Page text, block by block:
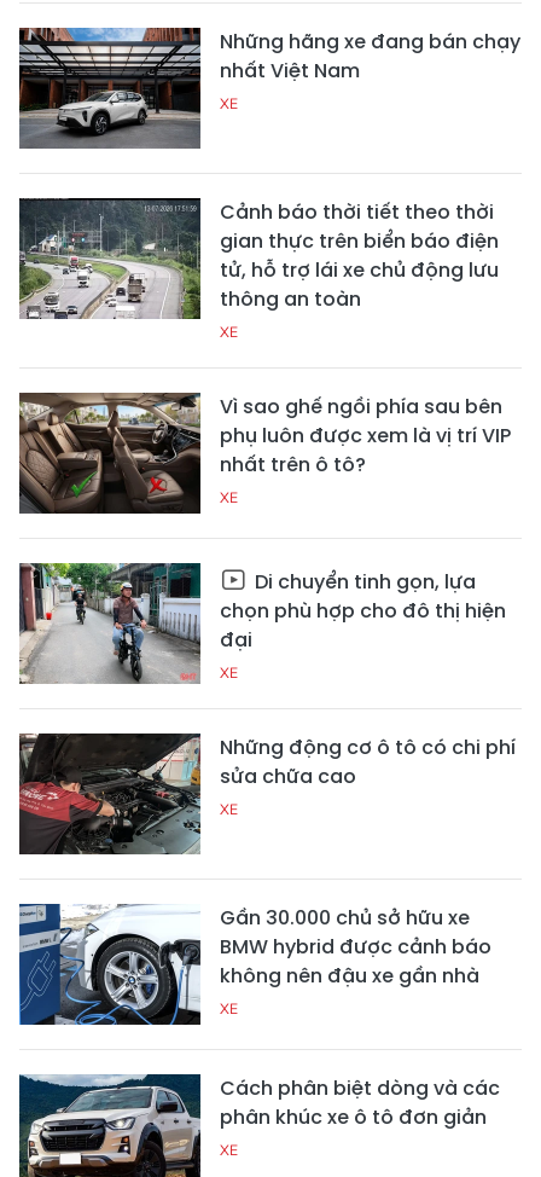
Những hãng xe đang bán chạy
nhất Việt Nam
XE
Cảnh báo thời tiết theo thời
gian thực trên biển báo điện
tử, hỗ trợ lái xe chủ động lưu
thông an toàn
XE
Vì sao ghế ngồi phía sau bên
phụ luôn được xem là vị trí VIP
nhất trên ô tô?
XE
Di chuyển tinh gọn, lựa
chọn phù hợp cho đô thị hiện
đại
XE
Những động cơ ô tô có chi phí
sửa chữa cao
XE
Gần 30.000 chủ sở hữu xe
BMW hybrid được cảnh báo
không nên đậu xe gần nhà
XE
Cách phân biệt dòng và các
phân khúc xe ô tô đơn giản
XE